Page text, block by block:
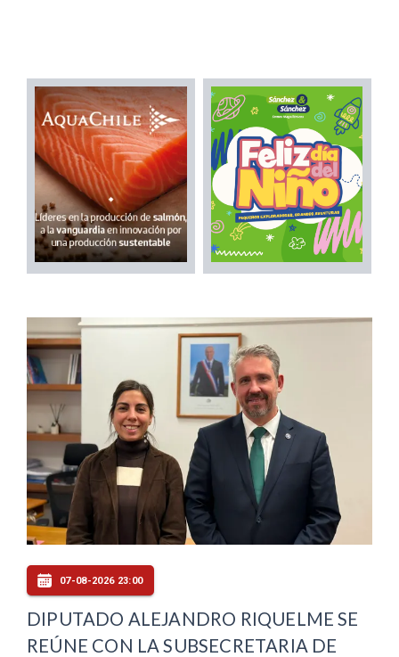
07-08-2026 23:00
DIPUTADO ALEJANDRO RIQUELME SE
REÚNE CON LA SUBSECRETARIA DE